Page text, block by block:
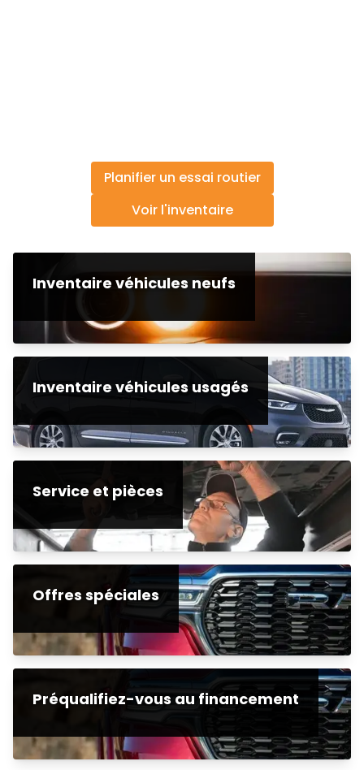
Planifier un essai routier
Voir l'inventaire
Inventaire véhicules neufs
Inventaire véhicules usagés
Service et pièces
Offres spéciales
Préqualifiez-vous au financement